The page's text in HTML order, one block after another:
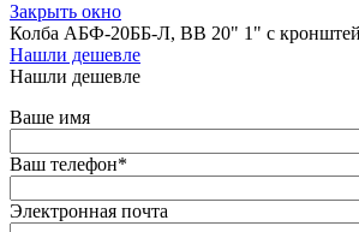
Закрыть окно
Колба АБФ-20ББ-Л, ВВ 20" 1" с
Нашли дешевле
Нашли дешевле
Ваше имя
Ваш телефон*
Электронная почта